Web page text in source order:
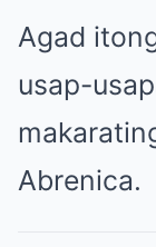
Agad
usap-
Abrenica.